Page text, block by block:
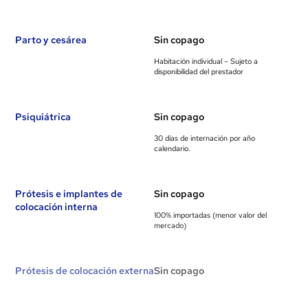
Parto y cesárea Sin copago
Habitación individual – Sujeto a
disponibilidad del prestador
Psiquiátrica Sin copago
30 días de internación por año
calendario.
Prótesis e implantes de
colocación interna
Sin copago
100% importadas (menor valor del
mercado)
Prótesis de colocación externaSin copago